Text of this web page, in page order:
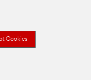
Cookies